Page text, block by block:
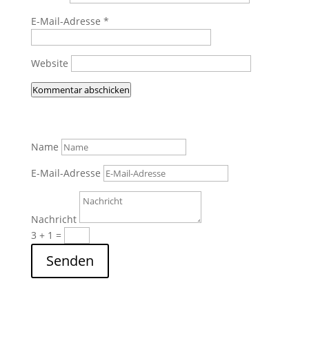
E-Mail-Adresse *
Website
Kommentar abschicken
Name
E-Mail-Adresse
Nachricht
3 + 1 =
Senden